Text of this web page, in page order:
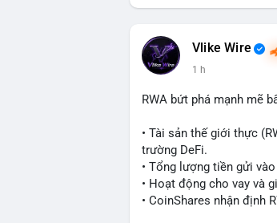
Vlike Wire
1 h
RWA bứt phá mạnh mẽ
• Tài sản thế giới thực
trường DeFi.
• Tổng lượng tiền gửi
• Hoạt động cho vay và
• CoinShares nhận định